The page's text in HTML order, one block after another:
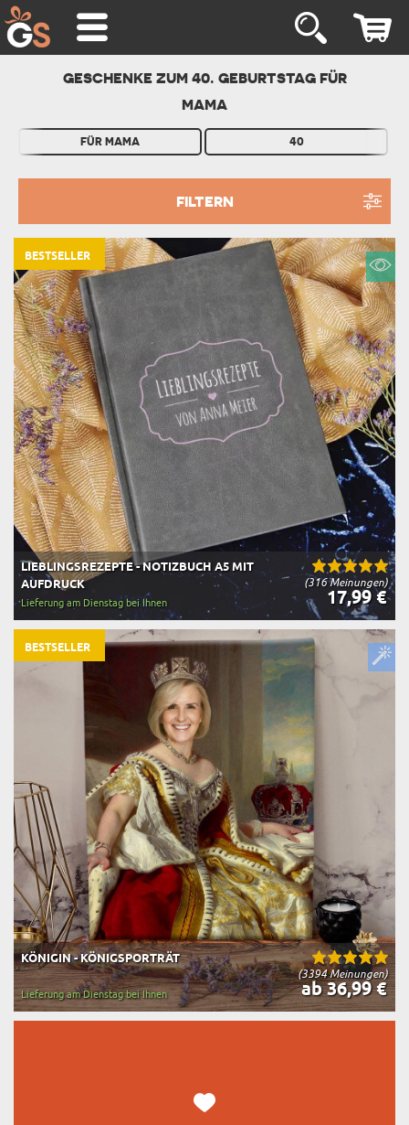
GESCHENKE ZUM 40. GEBURTSTAG FÜR
MAMA
FÜR MAMA 40
FILTERN
(316 Meinungen)
LIEBLINGSREZEPTE - NOTIZBUCH A5 MIT
AUFDRUCK
17,99 €
Lieferung am Dienstag bei Ihnen
BESTSELLER
(3394 Meinungen)
KÖNIGIN - KÖNIGSPORTRÄT
ab 36,99 €
Lieferung am Dienstag bei Ihnen
BESTSELLER